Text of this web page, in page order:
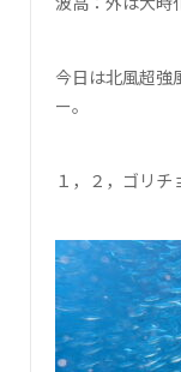
今日は北風超強
ー。
１，２，ゴリチ